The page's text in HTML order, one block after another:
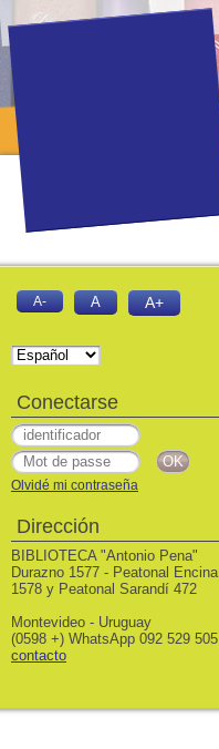
A- A A+
Conectarse
Olvidé mi contraseña
Dirección
BIBLIOTECA "Antonio Pena"
Durazno 1577 - Peatonal Encina
1578 y Peatonal Sarandí 472
Montevideo - Uruguay
(0598 +) WhatsApp 092 529 505
contacto